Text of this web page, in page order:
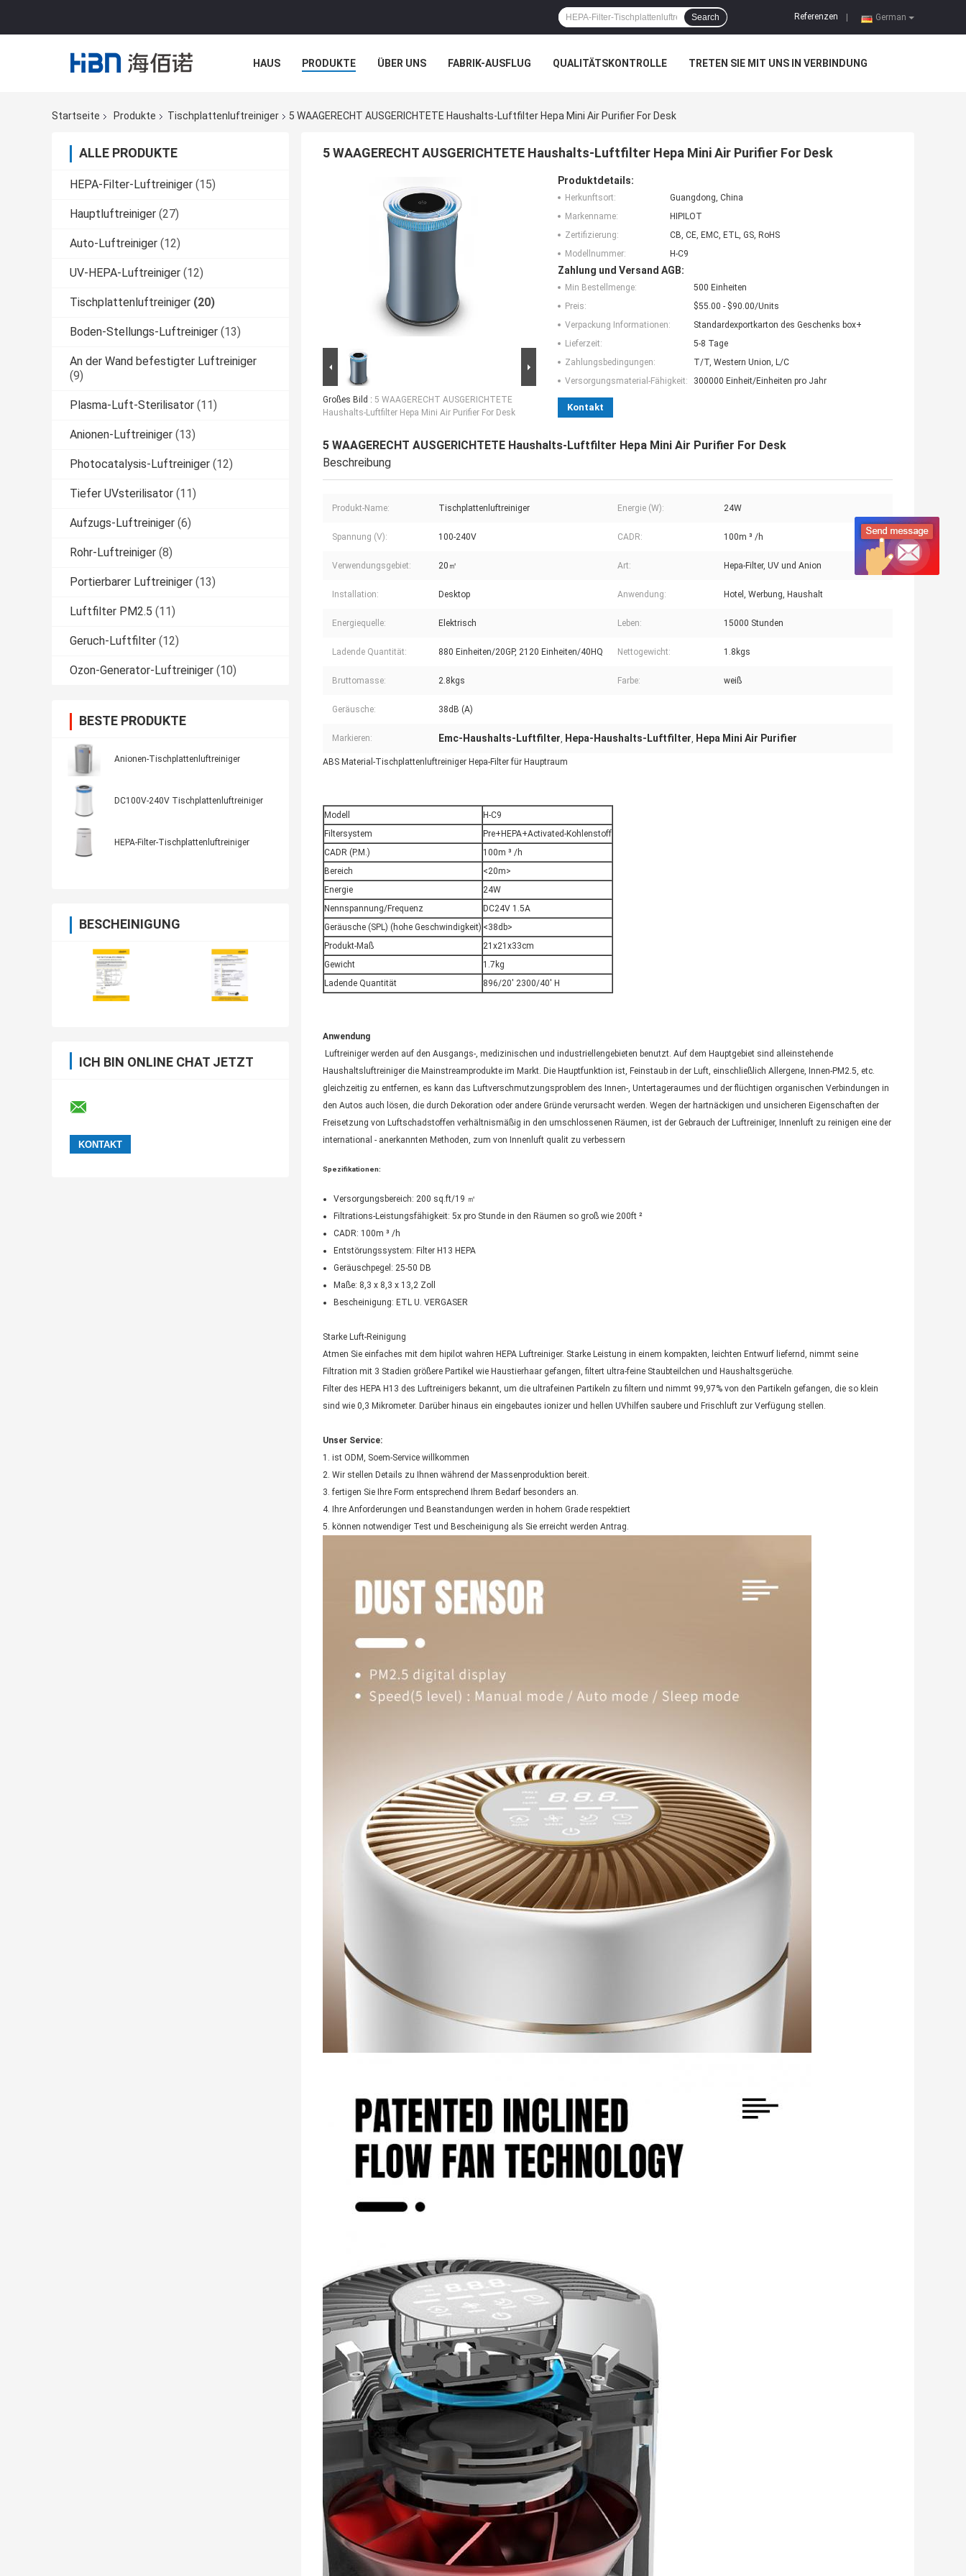
German
Referenzen
Search
HAUS PRODUKTE ÜBER UNS FABRIK-AUSFLUG QUALITÄTSKONTROLLE TRETEN SIE MIT UNS IN VERBINDUNG
Startseite
Produkte Tischplattenluftreiniger 5 WAAGERECHT AUSGERICHTETE Haushalts-Luftfilter Hepa Mini Air Purifier For Desk
ALLE PRODUKTE
HEPA-Filter-Luftreiniger (15)
Hauptluftreiniger (27)
Auto-Luftreiniger (12)
UV-HEPA-Luftreiniger (12)
Tischplattenluftreiniger (20)
Boden-Stellungs-Luftreiniger (13)
An der Wand befestigter Luftreiniger
(9)
Plasma-Luft-Sterilisator (11)
Anionen-Luftreiniger (13)
Photocatalysis-Luftreiniger (12)
Tiefer UVsterilisator (11)
Aufzugs-Luftreiniger (6)
Rohr-Luftreiniger (8)
Portierbarer Luftreiniger (13)
Luftfilter PM2.5 (11)
Geruch-Luftfilter (12)
Ozon-Generator-Luftreiniger (10)
BESTE PRODUKTE
Anionen-Tischplattenluftreiniger
DC100V-240V Tischplattenluftreiniger
HEPA-Filter-Tischplattenluftreiniger
BESCHEINIGUNG
ICH BIN ONLINE CHAT JETZT
5 WAAGERECHT AUSGERICHTETE Haushalts-Luftfilter Hepa Mini Air Purifier For Desk
Großes Bild : 5 WAAGERECHT AUSGERICHTETE
Haushalts-Luftfilter Hepa Mini Air Purifier For Desk
Produktdetails:
Herkunftsort:
Guangdong, China
Markenname:
HIPILOT
Zertifizierung:
CB, CE, EMC, ETL, GS, RoHS
Modellnummer:
H-C9
Zahlung und Versand AGB:
Min Bestellmenge:
500 Einheiten
Preis:
$55.00 - $90.00/Units
Verpackung Informationen:
Standardexportkarton des Geschenks box+
Lieferzeit:
5-8 Tage
Zahlungsbedingungen:
T/T, Western Union, L/C
Versorgungsmaterial-Fähigkeit:
300000 Einheit/Einheiten pro Jahr
Kontakt
5 WAAGERECHT AUSGERICHTETE Haushalts-Luftfilter Hepa Mini Air Purifier For Desk
Beschreibung
Produkt-Name: Tischplattenluftreiniger Energie (W): 24W
Spannung (V): 100-240V CADR: 100m ³ /h
Verwendungsgebiet: 20㎡ Art: Hepa-Filter, UV und Anion
Installation: Desktop Anwendung: Hotel, Werbung, Haushalt
Energiequelle: Elektrisch Leben: 15000 Stunden
Ladende Quantität: 880 Einheiten/20GP, 2120 Einheiten/40HQ Nettogewicht: 1.8kgs
Bruttomasse: 2.8kgs Farbe: weiß
Geräusche: 38dB (A)
Markieren: Emc-Haushalts-Luftfilter, Hepa-Haushalts-Luftfilter, Hepa Mini Air Purifier
ABS Material-Tischplattenluftreiniger Hepa-Filter für Hauptraum
Modell
H-C9
Filtersystem
Pre+HEPA+Activated-Kohlenstoff
CADR (P.M.)
100m ³ /h
Bereich
<20m>
Energie
24W
Nennspannung/Frequenz
DC24V 1.5A
Geräusche (SPL) (hohe Geschwindigkeit) <38db>
Produkt-Maß
21x21x33cm
Gewicht
1.7kg
Ladende Quantität
896/20' 2300/40' H
Anwendung
Luftreiniger werden auf den Ausgangs-, medizinischen und industriellengebieten benutzt. Auf dem Hauptgebiet sind alleinstehende
Haushaltsluftreiniger die Mainstreamprodukte im Markt. Die Hauptfunktion ist, Feinstaub in der Luft, einschließlich Allergene, Innen-PM2.5, etc.
gleichzeitig zu entfernen, es kann das Luftverschmutzungsproblem des Innen-, Untertageraumes und der flüchtigen organischen Verbindungen in
den Autos auch lösen, die durch Dekoration oder andere Gründe verursacht werden. Wegen der hartnäckigen und unsicheren Eigenschaften der
Freisetzung von Luftschadstoffen verhältnismäßig in den umschlossenen Räumen, ist der Gebrauch der Luftreiniger, Innenluft zu reinigen eine der
international - anerkannten Methoden, zum von Innenluft qualit zu verbessern
Spezifikationen:
Versorgungsbereich: 200 sq.ft/19 ㎡
Filtrations-Leistungsfähigkeit: 5x pro Stunde in den Räumen so groß wie 200ft ²
CADR: 100m ³ /h
Entstörungssystem: Filter H13 HEPA
Geräuschpegel: 25-50 DB
Maße: 8,3 x 8,3 x 13,2 Zoll
Bescheinigung: ETL U. VERGASER
Starke Luft-Reinigung
Atmen Sie einfaches mit dem hipilot wahren HEPA Luftreiniger. Starke Leistung in einem kompakten, leichten Entwurf liefernd, nimmt seine
Filtration mit 3 Stadien größere Partikel wie Haustierhaar gefangen, filtert ultra-feine Staubteilchen und Haushaltsgerüche.
Filter des HEPA H13 des Luftreinigers bekannt, um die ultrafeinen Partikeln zu filtern und nimmt 99,97% von den Partikeln gefangen, die so klein
sind wie 0,3 Mikrometer. Darüber hinaus ein eingebautes ionizer und hellen UVhilfen saubere und Frischluft zur Verfügung stellen.
Unser Service:
1. ist ODM, Soem-Service willkommen
2. Wir stellen Details zu Ihnen während der Massenproduktion bereit.
3. fertigen Sie Ihre Form entsprechend Ihrem Bedarf besonders an.
4. Ihre Anforderungen und Beanstandungen werden in hohem Grade respektiert
5. können notwendiger Test und Bescheinigung als Sie erreicht werden Antrag.